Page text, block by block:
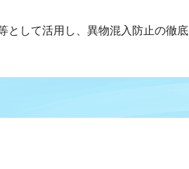
として活用し、異物混入防止の徹底